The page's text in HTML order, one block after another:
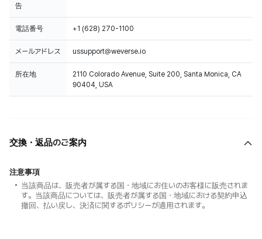
告
電話番号 +1 (628) 270-1100
メールアドレス ussupport@weverse.io
所在地
2110 Colorado Avenue, Suite 200, Santa Monica, CA
90404, USA
交換・返品のご案内
注意事項
当該商品は、販売者が属する国・地域にお住いのお客様に販売されま
す。当該商品については、販売者が属する国・地域における契約申込
撤回、払い戻し、決済に関するポリシーが適用されます。